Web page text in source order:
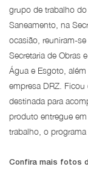
grupo de trabalho
Saneamento, na
ocasião, reuniram-
Secretaria de Obras
Água e Esgoto,
empresa DRZ.
destinada para
produto entregue
trabalho, o
Confira mais fotos